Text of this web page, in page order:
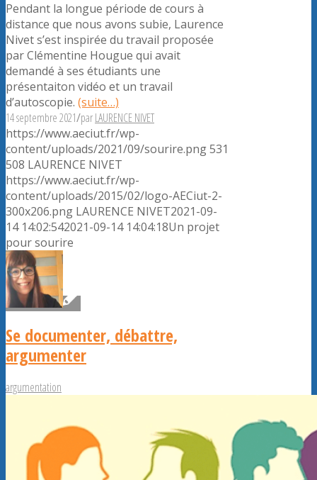
Pendant la longue période de cours à
distance que nous avons subie, Laurence
Nivet s’est inspirée du travail proposée
par Clémentine Hougue qui avait
demandé à ses étudiants une
présentaiton vidéo et un travail
d’autoscopie. (suite…)
14 septembre 2021/parLAURENCE NIVET
https://www.aeciut.fr/wp-
content/uploads/2021/09/sourire.png531
508 LAURENCE NIVET
https://www.aeciut.fr/wp-
content/uploads/2015/02/logo-AECiut-2-
300x206.png LAURENCE NIVET2021-09-
14 14:02:542021-09-14 14:04:18Un projet
pour sourire
Se documenter, débattre,
argumenter
argumentation